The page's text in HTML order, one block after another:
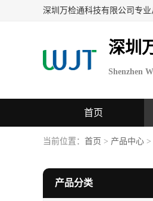
深圳
Shenzhen
首页
当前位置： 首页 > 产品中心 >
产品分类